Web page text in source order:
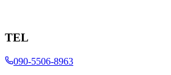
TEL
090-5506-8963